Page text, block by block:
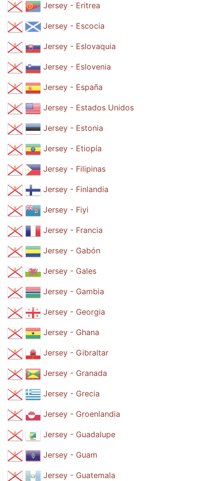
Jersey - Eritrea
Jersey - Escocia
Jersey - Eslovaquia
Jersey - Eslovenia
Jersey - España
Jersey - Estados Unidos
Jersey - Estonia
Jersey - Etiopía
Jersey - Filipinas
Jersey - Finlandia
Jersey - Fiyi
Jersey - Francia
Jersey - Gabón
Jersey - Gales
Jersey - Gambia
Jersey - Georgia
Jersey - Ghana
Jersey - Gibraltar
Jersey - Granada
Jersey - Grecia
Jersey - Groenlandia
Jersey - Guadalupe
Jersey - Guam
Jersey - Guatemala